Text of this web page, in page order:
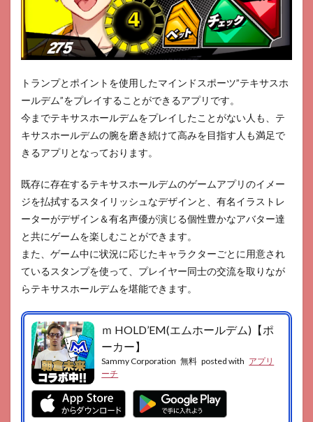
ブラ
ック
ック
ライ
ブカ
ジノ
9
ド
Online
トラン
プゲー
ム
10
トラ
ン
プ・
レオ
ン
11
トラ
ン
プ・
スピ
ード
トランプとポイントを使用したマインドスポーツ”テキサスホ
ールデム”をプレイすることができるアプリです。
今までテキサスホールデムをプレイしたことがない人も、テ
キサスホールデムの腕を磨き続けて高みを目指す人も満足で
きるアプリとなっております。
既存に存在するテキサスホールデムのゲームアプリのイメー
ジを払拭するスタイリッシュなデザインと、有名イラストレ
ーターがデザイン＆有名声優が演じる個性豊かなアバター達
と共にゲームを楽しむことができます。
また、ゲーム中に状況に応じたキャラクターごとに用意され
ているスタンプを使って、プレイヤー同士の交流を取りなが
らテキサスホールデムを堪能できます。
ｍ HOLD’EM(エムホールデム)【ポ
ーカー】
Sammy Corporation 無料 posted with アプリ
ーチ